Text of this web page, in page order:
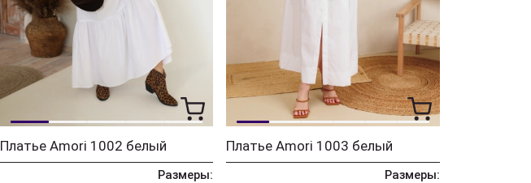
Платье Amori 1002 белый
Размеры:
Платье Amori 1003 белый
Размеры: